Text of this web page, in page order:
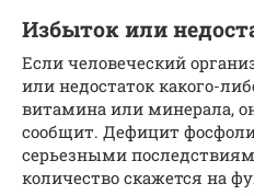
Избыток или
Если человеческий
или недостаток какого-
витамина или минерала,
сообщит. Дефицит
серьезными
количество скажется на